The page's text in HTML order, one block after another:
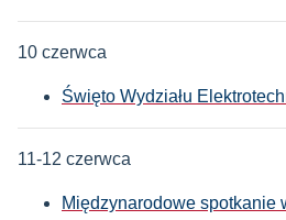
10 czerwca
Święto Wydziału
11-12 czerwca
Międzynarodowe spotkanie